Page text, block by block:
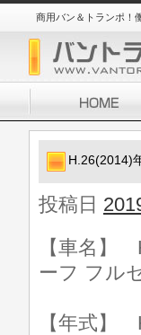
商用バン＆トランポ！
H.26(2014)
投稿日
【車名】
ーフ フル
【年式】